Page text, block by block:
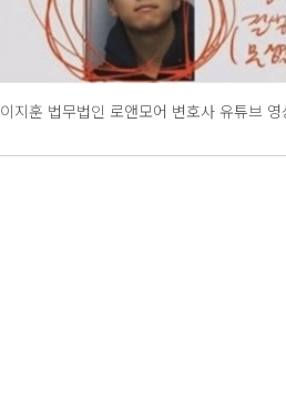
이지훈 법무법인 로앤모어 변호사 유튜브 영